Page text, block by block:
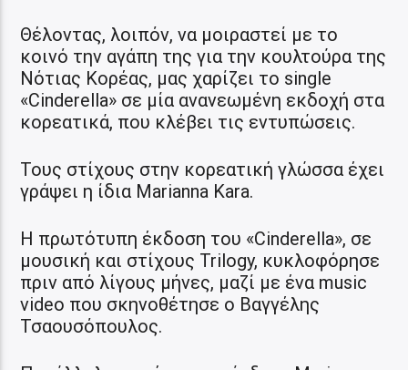
Θέλοντας, λοιπόν, να μοιραστεί με το
κοινό την αγάπη της για την κουλτούρα της
Νότιας Κορέας, μας χαρίζει το single
«Cinderella» σε μία ανανεωμένη εκδοχή στα
κορεατικά, που κλέβει τις εντυπώσεις.
Τους στίχους στην κορεατική γλώσσα έχει
γράψει η ίδια Marianna Kara.
Η πρωτότυπη έκδοση του «Cinderella», σε
μουσική και στίχους Trilogy, κυκλοφόρησε
πριν από λίγους μήνες, μαζί με ένα music
video που σκηνοθέτησε ο Βαγγέλης
Τσαουσόπουλος.